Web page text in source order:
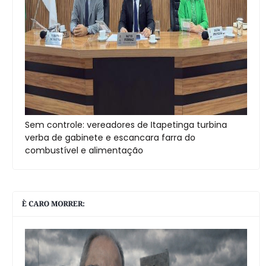
Sem controle: vereadores de Itapetinga turbina
verba de gabinete e escancara farra do
combustível e alimentação
È CARO MORRER: